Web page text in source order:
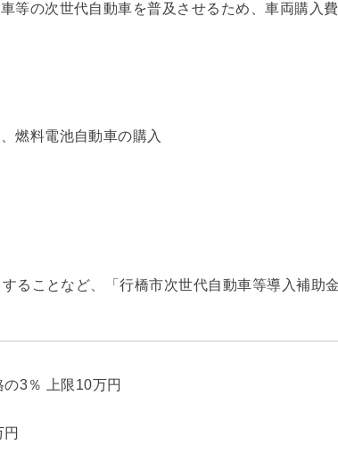
等の次世代自動車を普及させるため、車両購入
燃料電池自動車の購入
ることなど、「行橋市次世代自動車等導入補助
3％ 上限10万円